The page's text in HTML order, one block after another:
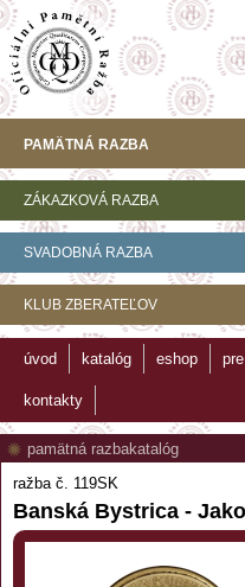
PAMÄTNÁ RAZBA
ZÁKAZKOVÁ RAZBA
SVADOBNÁ RAZBA
KLUB ZBERATEĽOV
úvod katalóg eshop
kontakty
pamätná razbakatalóg
ražba č. 119SK
Banská Bystrica -